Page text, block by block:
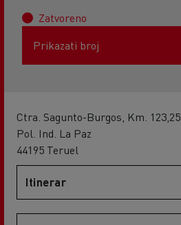
Zatvoreno
Prikazati broj
Ctra. Sagunto-Burgos, Km. 123,25
Pol. Ind. La Paz
44195 Teruel
Itinerar